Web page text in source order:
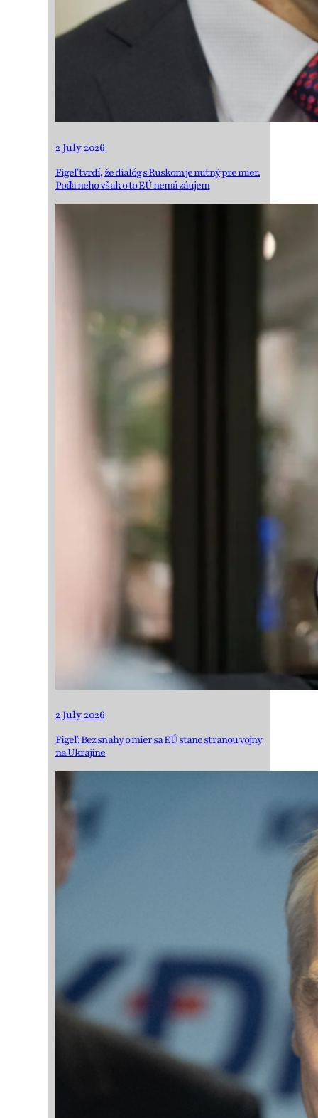
2 July 2026
Figeľ tvrdí, že dialóg s Ruskom je nutný pre mier.
Podľa neho však o to EÚ nemá záujem
2 July 2026
Figeľ: Bez snahy o mier sa EÚ stane stranou vojny
na Ukrajine